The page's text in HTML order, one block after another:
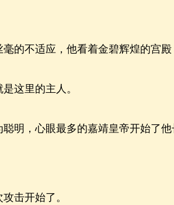
不适应，他看着金碧辉煌的宫殿
这里的主人。
，心眼最多的嘉靖皇帝开始了
击开始了。